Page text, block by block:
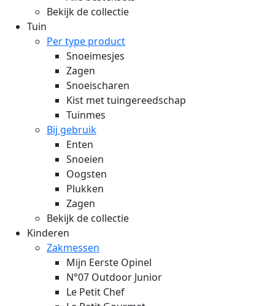
Bekijk de collectie
Tuin
Per type product
Snoeimesjes
Zagen
Snoeischaren
Kist met tuingereedschap
Tuinmes
Bij gebruik
Enten
Snoeien
Oogsten
Plukken
Zagen
Bekijk de collectie
Kinderen
Zakmessen
Mijn Eerste Opinel
N°07 Outdoor Junior
Le Petit Chef